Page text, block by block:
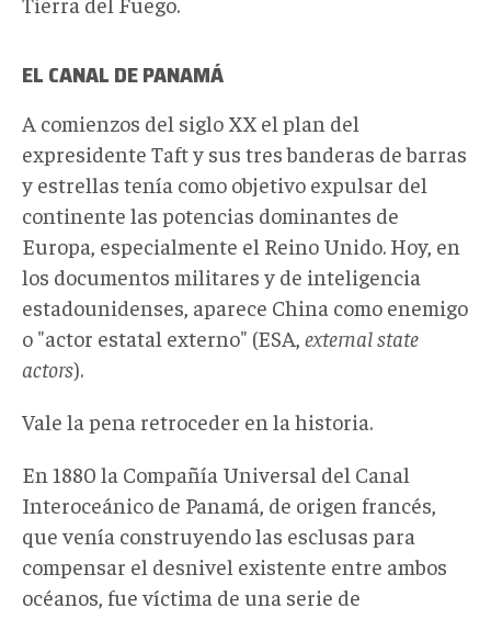
EL CANAL DE PANAMÁ
A comienzos del siglo XX el plan del
expresidente Taft y sus tres banderas de barras
y estrellas tenía como objetivo expulsar del
continente las potencias dominantes de
Europa, especialmente el Reino Unido. Hoy, en
los documentos militares y de inteligencia
estadounidenses, aparece China como enemigo
o "actor estatal externo" (ESA, external state
actors).
Vale la pena retroceder en la historia.
En 1880 la Compañía Universal del Canal
Interoceánico de Panamá, de origen francés,
que venía construyendo las esclusas para
compensar el desnivel existente entre ambos
océanos, fue víctima de una serie de